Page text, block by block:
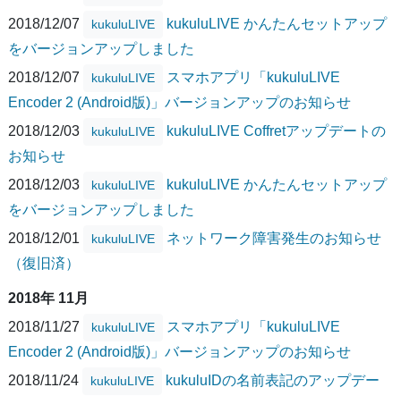
2018/12/07 kukuluLIVE
kukuluLIVE かんたんセットアップ
をバージョンアップしました
2018/12/07
kukuluLIVE
スマホアプリ「kukuluLIVE
Encoder 2 (Android版)」バージョンアップのお知らせ
2018/12/03
kukuluLIVE
kukuluLIVE Coffretアップデートの
お知らせ
2018/12/03
kukuluLIVE
kukuluLIVE かんたんセットアップ
をバージョンアップしました
2018/12/01
kukuluLIVE
ネットワーク障害発生のお知らせ
（復旧済）
2018年 11月
2018/11/27
kukuluLIVE
スマホアプリ「kukuluLIVE
Encoder 2 (Android版)」バージョンアップのお知らせ
2018/11/24
kukuluLIVE
kukuluIDの名前表記のアップデー